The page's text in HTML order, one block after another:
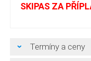
SKIPAS ZA
Termíny a ceny